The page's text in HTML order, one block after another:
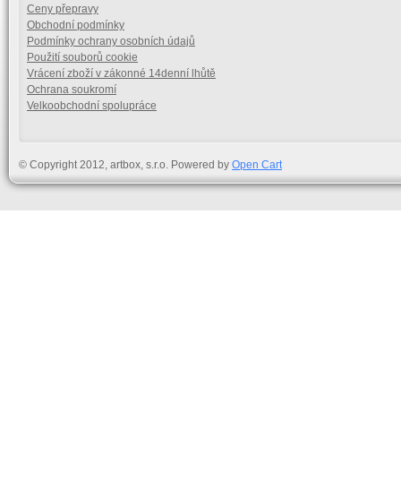
Ceny přepravy
Obchodní podmínky
Podmínky ochrany osobních údajů
Použití souborů cookie
Vrácení zboží v zákonné 14denní lhůtě
Ochrana soukromí
Velkoobchodní spolupráce
© Copyright 2012, artbox, s.r.o. Powered by Open Cart